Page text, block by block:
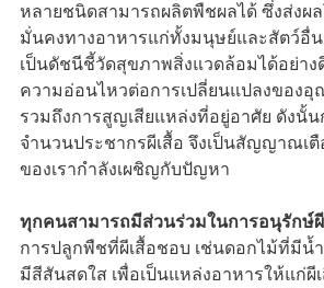
หลายชนิดสามารถผลิตพืชผลได้ ซึ่งส่งผ
มั่นคงทางอาหารแก่ทั้งมนุษย์และสัตว์อื่น
เป็นดัชนีชี้วัดสุขภาพสิ่งแวดล้อมได้อย่าง
ความอ่อนไหวต่อการเปลี่ยนแปลงของ
รวมถึงการสูญเสียแหล่งที่อยู่อาศัย ดังนั้
จำนวนประชากรผีเสื้อ จึงเป็นสัญญาณเ
ของเรากำลังเผชิญกับปัญหา
ทุกคนสามารถมีส่วนร่วมในการอนุรักษ์ผี
การปลูกพืชที่ผีเสื้อชอบ เช่นดอกไม้ที่มีน้
มีสีสันสดใส เพื่อเป็นแหล่งอาหารให้แก่ผี